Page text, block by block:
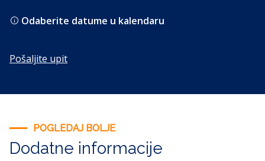
Odaberite datume u kalendaru
Pošaljite upit
POGLEDAJ BOLJE
Dodatne informacije